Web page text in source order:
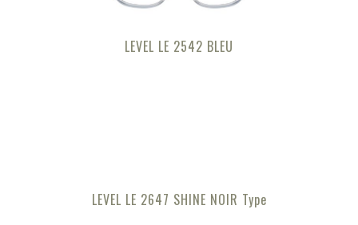
LEVEL LE 2542 BLEU
LEVEL LE 2647 SHINE NOIR Type